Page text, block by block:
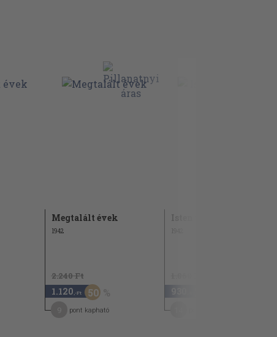
Megtalált évek
1942
2.240 Ft
1.120 ,-Ft 50
pont kapható
Isten vele tanár úr!